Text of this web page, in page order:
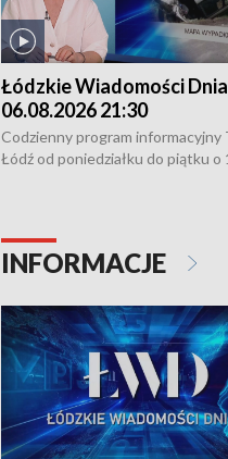
Łódzkie Wiadomości Dnia
06.08.2026 21:30
Codzienny program informacyjny
Łódź od poniedziałku do piątku o
INFORMACJE